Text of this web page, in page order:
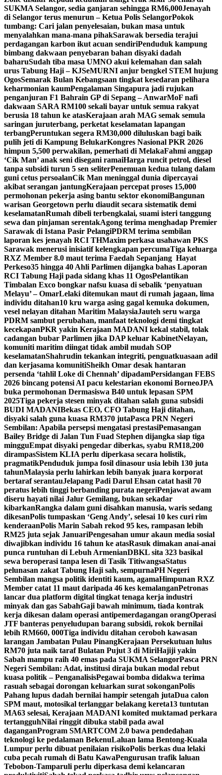
SUKMA Selangor, sedia ganjaran sehingga RM6,000Jenayah
di Selangor terus menurun – Ketua Polis SelangorPokok
tumbang: Cari jalan penyelesaian, bukan masa untuk
menyalahkan mana-mana pihakSarawak bersedia terajui
perdagangan karbon ikut acuan sendiriPenduduk kampung
bimbang dakwaan penyebaran bahan disyaki dadah
baharuSudah tiba masa UMNO akui kelemahan dan salah
urus Tabung Haji – KJSeMURNI anjur bengkel STEM hujung
OgosSemarak Bulan Kebangsaan tingkat kesedaran pelihara
keharmonian kaumPengalaman Singapura jadi rujukan
penganjuran F1 Bahrain GP di Sepang – AnwarMoF nafi
dakwaan SARA RM100 sekali bayar untuk semua rakyat
berusia 18 tahun ke atasKerajaan arah MAG semak semula
saringan juruterbang, perketat keselamatan lapangan
terbangPeruntukan segera RM30,000 diluluskan bagi baik
pulih jeti di Kampung BelukarKongres Nasional PKR 2026
himpun 5,500 perwakilan, pemerhati di MelakaFahmi anggap
‘Cik Man’ anak seni disegani ramaiHarga runcit petrol, diesel
tanpa subsidi turun 5 sen seliterPenemuan kedua tulang dalam
guni cetus persoalanCik Man meninggal dunia dipercayai
akibat serangan jantungKerajaan percepat proses 15,000
permohonan pekerja asing bantu sektor ekonomiBangunan
warisan Georgetown perlu diaudit secara sistematik demi
keselamatanRumah dibeli terbengkalai, suami isteri tanggung
sewa dan pinjaman serentakAgong terima menghadap Premier
Sarawak di Istana Pasir PelangiPDRM terima sembilan
laporan kes jenayah RCI THMaxim perkasa usahawan PKS
Sarawak menerusi inisiatif kelengkapan percumaTiga keluarga
RXZ Member 8.0 maut terima Faedah Sepanjang Hayat
Perkeso35 hingga 40 Ahli Parlimen dijangka bahas Laporan
RCI Tabung Haji pada sidang khas 11 OgosPelantikan
Timbalan Exco bongkar nafsu kuasa di sebalik ‘penyatuan
Melayu’ – OmarLelaki ditemukan maut di rumah jagaan, lima
individu ditahan10 kru warga asing gagal kemuka dokumen,
vesel nelayan ditahan Maritim MalaysiaJauteh seru warga
PDRM sambut perubahan, manfaat teknologi demi tingkat
kecekapanPKR yakin Kerajaan MADANI kekal stabil, tolak
cadangan bubar Parlimen jika DAP keluar KabinetNelayan,
komuniti maritim diingat tidak ambil mudah SOP
keselamatanShahrudin tekankan integriti, penguatkuasaan adil
dan kerjasama komunitiSheikh Omar desak hantaran
persenda ‘tahlil Loke di Chennah’ dipadamPersidangan FEBS
2026 bincang potensi AI pacu kelestarian ekonomi BorneoJPA
buka permohonan Dermasiswa B40 untuk lepasan SPM
2025Tiga pekerja stesen minyak ditahan salah guna subsidi
BUDI MADANIBekas CEO, CFO Tabung Haji ditahan,
disyaki salah guna kuasa RM370 jutaPasca PRN Negeri
Sembilan: Apabila persepsi mengatasi prestasiPemasangan
Bailey Bridge di Jalan Tun Fuad Stephen dijangka siap tiga
mingguEmpat disyaki pengedar diberkas, syabu RM18,200
dirampasSistem KLIA perlu diperkasa secara holistik,
pragmatikPenduduk jumpa fosil dinasour usia lebih 130 juta
tahunMalaysia perlu lahirkan lebih banyak juara korporat
bertaraf serantauJelapang Padi Darul Ehsan catat hasil 70
peratus lebih tinggi berbanding purata negeriPenjawat awam
diseru hayati nilai Jalur Gemilang, bukan sekadar
kibarkanRangka dalam guni disahkan manusia, waris sedang
dikesanPolis tumpaskan ‘Geng Andy’, selesai 10 kes curi rim
kenderaanPolis Marin Sabah rekod 95 kes, rampasan lebih
RM25 juta sejak JanuariPengesahan umur akaun media sosial
diwajibkan individu 16 tahun ke atasRasuk dimakan anai-anai
punca runtuhan di Lebuh ArmenianDBKL sita 323 basikal
sewa beroperasi tanpa lesen di Tasik TitiwangsaStatus
pelunasan zakat Tabung Haji sah, sempurnaPH Negeri
Sembilan mangsa politik identiti kaum, agamaHimpunan RXZ
Member catat 11 maut daripada 46 kes kemalanganPetronas
lancar dua platform digital tingkat tenaga kerja industri
minyak dan gas SabahGaji bawah minimum, tiada kontrak
kerja dikesan dalam operasi antipemerdagangan orangOperasi
JTF banteras penyeludupan barang subsidi, rokok bernilai
lebih RM660, 000Tiga individu ditahan ceroboh kawasan
larangan Jambatan Pulau PinangKerajaan Persekutuan lulus
RM70 juta naik taraf Bulatan Pujut 3 di MiriHajiji yakin
Sabah mampu raih 40 emas pada SUKMA SelangorPasca PRN
Negeri Sembilan: Adat, institusi diraja bukan modal rebut
kuasa politik – PenganalisisPegawai bomba didakwa terima
rasuah sebagai dorongan keluarkan surat sokonganPolis
Pahang lupus dadah bernilai hampir setengah jutaDua calon
SPM maut, motosikal terlanggar belakang kereta13 tuntutan
MA63 selesai, Kerajaan MADANI komited muktamad perkara
tertangguhNilai ringgit dibuka stabil pada awal
daganganProgram SMARTCOM 2.0 bawa pendedahan
teknologi ke pedalaman BekenuLaluan lama Bentong-Kuala
Lumpur perlu dibuat penilaian risikoPolis berkas dua lelaki
cuba pecah rumah di Batu KawaPengurusan trafik laluan
Tebobon-Tamparuli perlu diperkasa demi kelancaran